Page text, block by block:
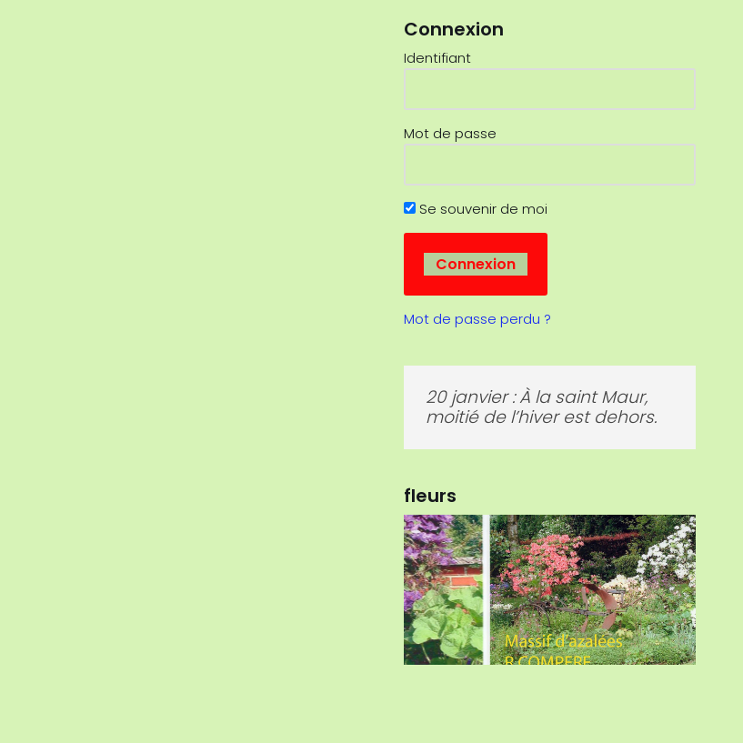
Connexion
Identifiant
Mot de passe
Se souvenir de moi
Mot de passe perdu ?
15 février : Février, bon mois
pour semer carottes et pois.
fleurs